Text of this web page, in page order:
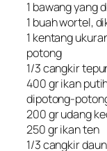
1 bawang yang
1 buah wortel,
1 kentang
potong
1/3 cangkir
400 gr ikan
dipotong-
200 gr udang
250 gr ikan ten
1/3 cangkir